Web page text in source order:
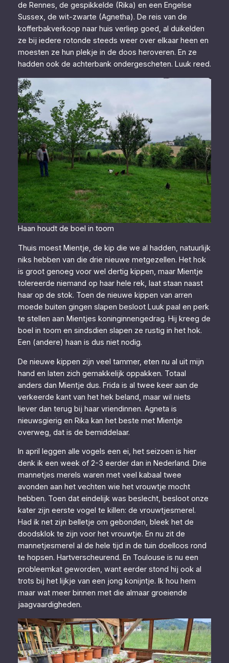
de Rennes, de gespikkelde (Rika) en een Engelse
Sussex, de wit-zwarte (Agnetha). De reis van de
kofferbakverkoop naar huis verliep goed, al duikelden
ze bij iedere rotonde steeds weer over elkaar heen en
moesten ze hun plekje in de doos heroveren. En ze
hadden ook de achterbank ondergescheten. Luuk reed.
Haan houdt de boel in toom
Thuis moest Mientje, de kip die we al hadden, natuurlijk
niks hebben van die drie nieuwe metgezellen. Het hok
is groot genoeg voor wel dertig kippen, maar Mientje
tolereerde niemand op haar hele rek, laat staan naast
haar op de stok. Toen de nieuwe kippen van arren
moede buiten gingen slapen besloot Luuk paal en perk
te stellen aan Mientjes koninginnengedrag. Hij kreeg de
boel in toom en sindsdien slapen ze rustig in het hok.
Een (andere) haan is dus niet nodig.
De nieuwe kippen zijn veel tammer, eten nu al uit mijn
hand en laten zich gemakkelijk oppakken. Totaal
anders dan Mientje dus. Frida is al twee keer aan de
verkeerde kant van het hek beland, maar wil niets
liever dan terug bij haar vriendinnen. Agneta is
nieuwsgierig en Rika kan het beste met Mientje
overweg, dat is de bemiddelaar.
In april leggen alle vogels een ei, het seizoen is hier
denk ik een week of 2-3 eerder dan in Nederland. Drie
mannetjes merels waren met veel kabaal twee
avonden aan het vechten wie het vrouwtje mocht
hebben. Toen dat eindelijk was beslecht, besloot onze
kater zijn eerste vogel te killen: de vrouwtjesmerel.
Had ik net zijn belletje om gebonden, bleek het de
doodsklok te zijn voor het vrouwtje. En nu zit de
mannetjesmerel al de hele tijd in de tuin doelloos rond
te hopsen. Hartverscheurend. En Toulouse is nu een
probleemkat geworden, want eerder stond hij ook al
trots bij het lijkje van een jong konijntje. Ik hou hem
maar wat meer binnen met die almaar groeiende
jaagvaardigheden.